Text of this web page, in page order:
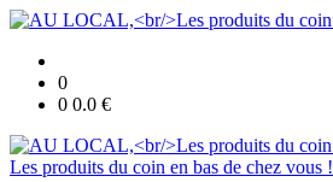
0
0 0.0 €
Les produits du coin en bas de chez vous !